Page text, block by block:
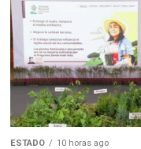
ESTADO 10 horas ago